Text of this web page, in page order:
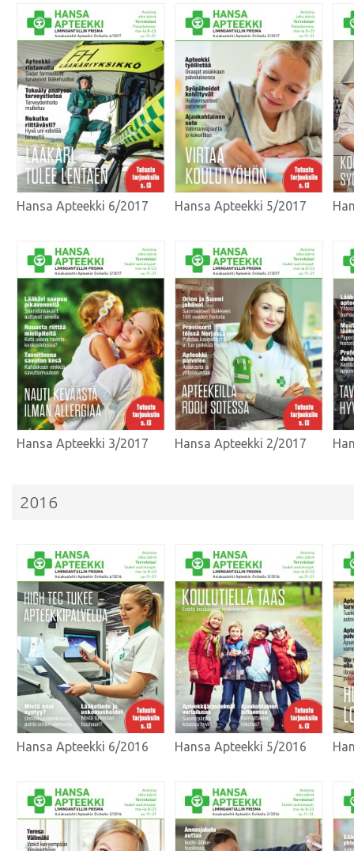
Hansa Apteekki 6/2017 Hansa Apteekki 5/2017
Hansa Apteekki 3/2017 Hansa Apteekki 2/2017
2016
Hansa Apteekki 6/2016 Hansa Apteekki 5/2016